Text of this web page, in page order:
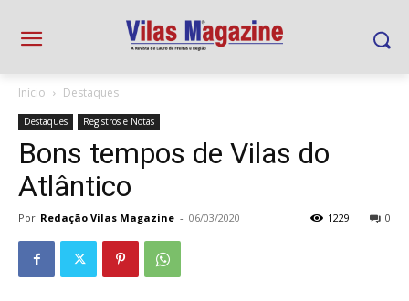
Início Destaques
Destaques Registros e Notas
Bons tempos de Vilas do
Atlântico
Por Redação Vilas Magazine - 06/03/2020 0
1229